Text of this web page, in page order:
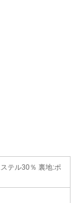
テル30％ 裏地:ポ